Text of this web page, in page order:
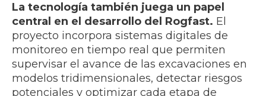
La tecnología también juega un papel
central en el desarrollo del Rogfast. El
proyecto incorpora sistemas digitales de
monitoreo en tiempo real que permiten
supervisar el avance de las excavaciones en
modelos tridimensionales, detectar riesgos
potenciales y optimizar cada etapa de